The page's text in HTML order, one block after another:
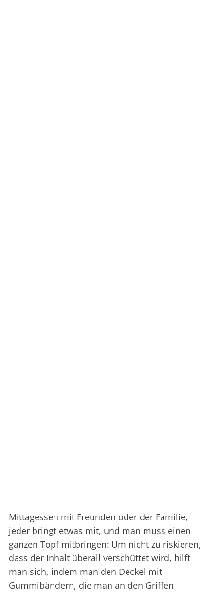
Mittagessen mit Freunden oder der Familie,
jeder bringt etwas mit, und man muss einen
ganzen Topf mitbringen: Um nicht zu riskieren,
dass der Inhalt überall verschüttet wird, hilft
man sich, indem man den Deckel mit
Gummibändern, die man an den Griffen